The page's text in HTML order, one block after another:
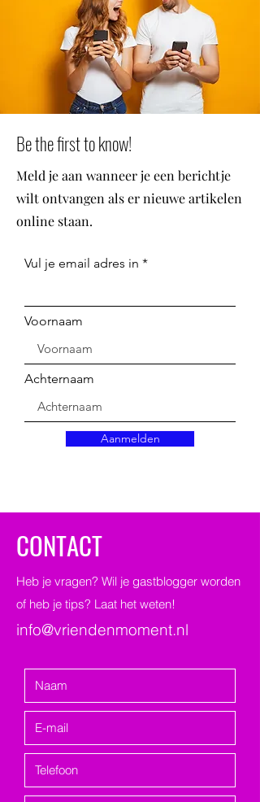
Be the first to know!
Meld je aan wanneer je een berichtje
wilt ontvangen als er nieuwe artikelen
online staan.
Vul je email adres in
Voornaam
Achternaam
Aanmelden
CONTACT
Heb je vragen? Wil je gastblogger worden
of heb je tips? Laat het weten!
info@vriendenmoment.nl